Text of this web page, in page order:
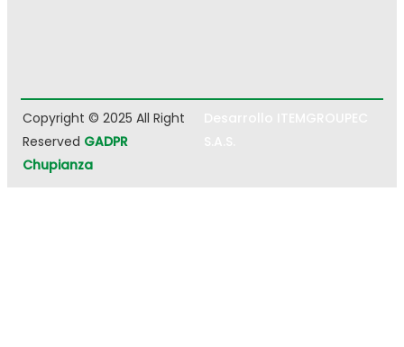
Copyright © 2025 All Right
Reserved GADPR
Chupianza